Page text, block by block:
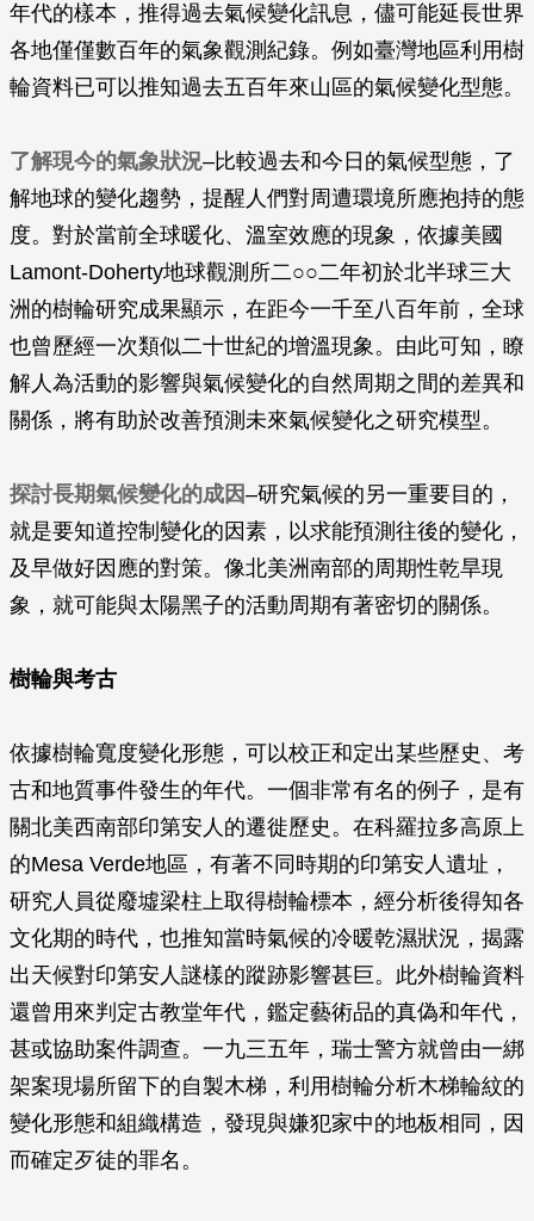
年代的樣本，推得過去氣候變化訊息，儘可能延長世界
各地僅僅數百年的氣象觀測紀錄。例如臺灣地區利用樹
輪資料已可以推知過去五百年來山區的氣候變化型態。
了解現今的氣象狀況–比較過去和今日的氣候型態，了
解地球的變化趨勢，提醒人們對周遭環境所應抱持的態
度。對於當前全球暖化、溫室效應的現象，依據美國
Lamont-Doherty地球觀測所二○○二年初於北半球三大
洲的樹輪研究成果顯示，在距今一千至八百年前，全球
也曾歷經一次類似二十世紀的增溫現象。由此可知，瞭
解人為活動的影響與氣候變化的自然周期之間的差異和
關係，將有助於改善預測未來氣候變化之研究模型。
探討長期氣候變化的成因–研究氣候的另一重要目的，
就是要知道控制變化的因素，以求能預測往後的變化，
及早做好因應的對策。像北美洲南部的周期性乾旱現
象，就可能與太陽黑子的活動周期有著密切的關係。
樹輪與考古
依據樹輪寬度變化形態，可以校正和定出某些歷史、考
古和地質事件發生的年代。一個非常有名的例子，是有
關北美西南部印第安人的遷徙歷史。在科羅拉多高原上
的Mesa Verde地區，有著不同時期的印第安人遺址，
研究人員從廢墟梁柱上取得樹輪標本，經分析後得知各
文化期的時代，也推知當時氣候的冷暖乾濕狀況，揭露
出天候對印第安人謎樣的蹤跡影響甚巨。此外樹輪資料
還曾用來判定古教堂年代，鑑定藝術品的真偽和年代，
甚或協助案件調查。一九三五年，瑞士警方就曾由一綁
架案現場所留下的自製木梯，利用樹輪分析木梯輪紋的
變化形態和組織構造，發現與嫌犯家中的地板相同，因
而確定歹徒的罪名。